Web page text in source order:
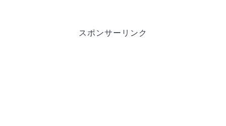
スポンサーリンク